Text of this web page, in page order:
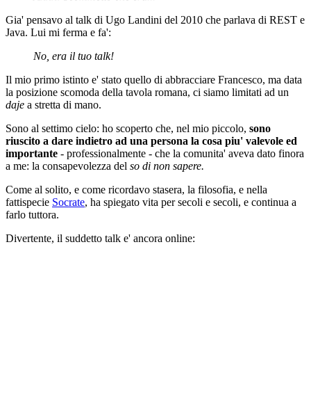
Gia' pensavo al talk di Ugo Landini del 2010 che parlava di REST e
Java. Lui mi ferma e fa':
No, era il tuo talk!
Il mio primo istinto e' stato quello di abbracciare Francesco, ma data
la posizione scomoda della tavola romana, ci siamo limitati ad un
daje a stretta di mano.
Sono al settimo cielo: ho scoperto che, nel mio piccolo, sono
riuscito a dare indietro ad una persona la cosa piu' valevole ed
importante - professionalmente - che la comunita' aveva dato finora
a me: la consapevolezza del so di non sapere.
Come al solito, e come ricordavo stasera, la filosofia, e nella
fattispecie Socrate, ha spiegato vita per secoli e secoli, e continua a
farlo tuttora.
Divertente, il suddetto talk e' ancora online: